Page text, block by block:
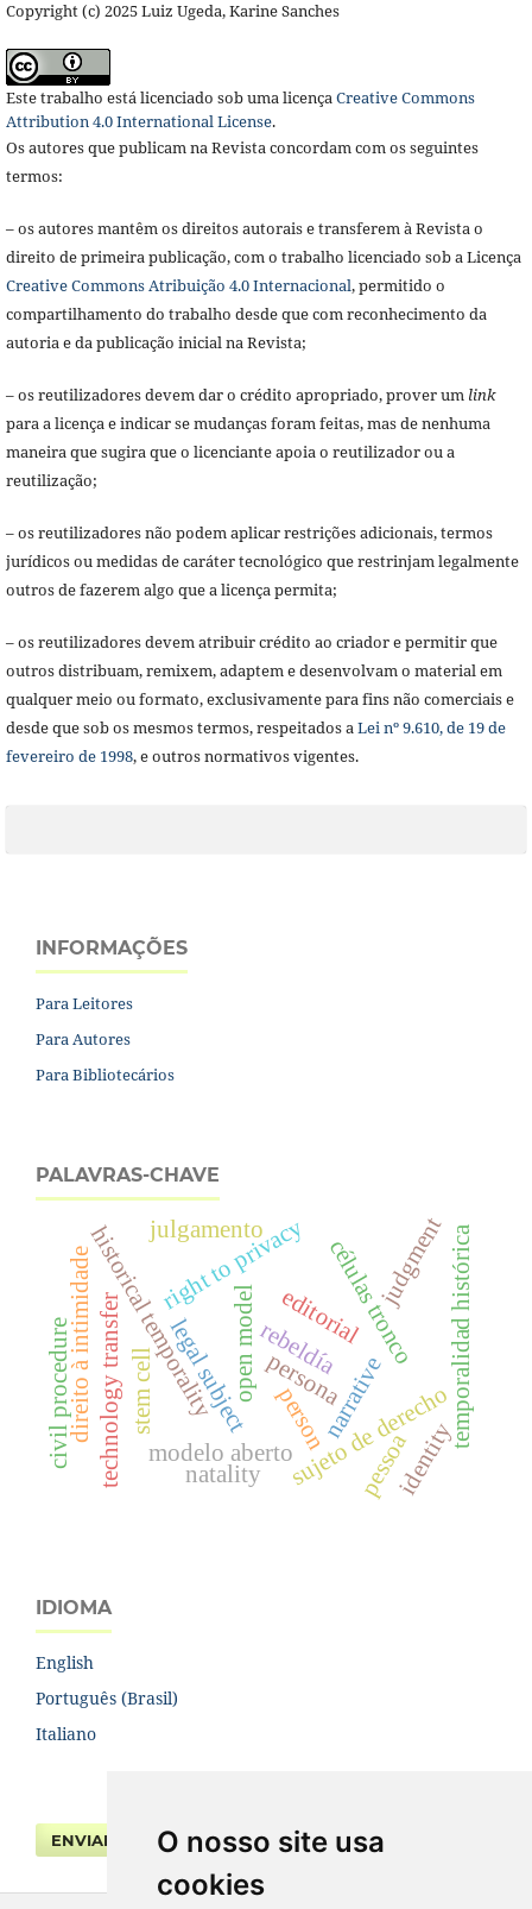
O nosso site usa
cookies
Copyright (c) 2025 Luiz Ugeda, Karine Sanches
Este trabalho está licenciado sob uma licençaCreative Commons
Attribution 4.0 International License.
Os autores que publicam na Revista concordam com os seguintes
termos:
– os autores mantêm os direitos autorais e transferem à Revista o
direito de primeira publicação, com o trabalho licenciado sob a Licença
Creative Commons Atribuição 4.0 Internacional, permitido o
compartilhamento do trabalho desde que com reconhecimento da
autoria e da publicação inicial na Revista;
– os reutilizadores devem dar o crédito apropriado, prover um link
para a licença e indicar se mudanças foram feitas, mas de nenhuma
maneira que sugira que o licenciante apoia o reutilizador ou a
reutilização;
– os reutilizadores não podem aplicar restrições adicionais, termos
jurídicos ou medidas de caráter tecnológico que restrinjam legalmente
outros de fazerem algo que a licença permita;
– os reutilizadores devem atribuir crédito ao criador e permitir que
outros distribuam, remixem, adaptem e desenvolvam o material em
qualquer meio ou formato, exclusivamente para fins não comerciais e
desde que sob os mesmos termos, respeitados aLei nº 9.610, de 19 de
fevereiro de 1998, e outros normativos vigentes.
INFORMAÇÕES
Para Leitores
Para Autores
Para Bibliotecários
PALAVRAS-CHAVE
editorial
open model
person
legal subject
historical temporality persona
sujeto de derechotemporalidad histórica
right to privacy
direito à intimidade stem cell
technology transfer células tronco
modelo aberto
narrative
natality
judgment
julgamento
pessoaidentity
rebeldía
civil procedure
IDIOMA
English
Português (Brasil)
Italiano
ENVIAR SUBMISSÃO